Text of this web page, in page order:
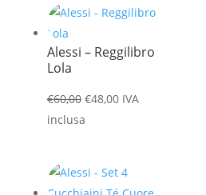
Alessi – Reggilibro
Lola
€60,00 Il
prezzo
€60,00.
€48,00Il
€48,00.
IVA
inclusa